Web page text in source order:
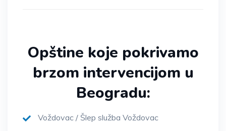
Opštine koje pokrivamo
brzom intervencijom u
Beogradu:
Voždovac / Šlep služba Voždovac